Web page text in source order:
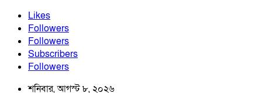
Likes
Followers
Followers
Subscribers
Followers
শনিবার, আগস্ট ৮, ২০২৬